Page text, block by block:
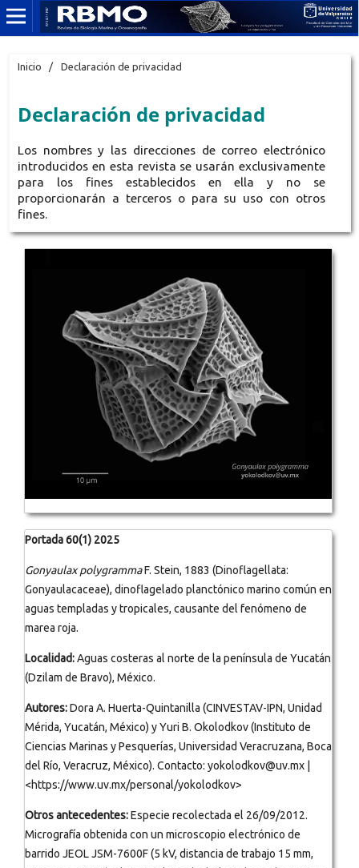
Inicio / Declaración de privacidad
Declaración de privacidad
Los nombres y las direcciones de correo electrónico
introducidos en esta revista se usarán exclusivamente
para los fines establecidos en ella y no se
proporcionarán a terceros o para su uso con otros
fines.
Portada 60(1) 2025
Gonyaulax polygrammaF. Stein, 1883 (Dinoflagellata:
Gonyaulacaceae), dinoflagelado planctónico marino común en
aguas templadas y tropicales, causante del fenómeno de
marea roja.
Localidad:Aguas costeras al norte de la península de Yucatán
(Dzilam de Bravo), México.
Autores:Dora A. Huerta-Quintanilla (CINVESTAV-IPN, Unidad
Mérida, Yucatán, México) y Yuri B. Okolodkov (Instituto de
Ciencias Marinas y Pesquerías, Universidad Veracruzana, Boca
del Río, Veracruz, México). Contacto: yokolodkov@uv.mx |
<https://www.uv.mx/personal/yokolodkov>
Otros antecedentes:Especie recolectada el 26/09/2012.
Micrografía obtenida con un microscopio electrónico de
barrido JEOL JSM-7600F (5 kV, distancia de trabajo 15 mm,